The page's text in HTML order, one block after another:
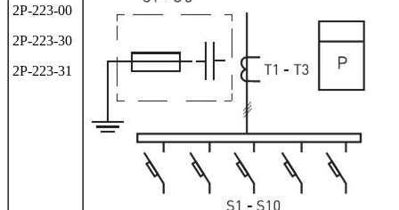
2Р-223-00
2Р-223-30
2Р-223-31